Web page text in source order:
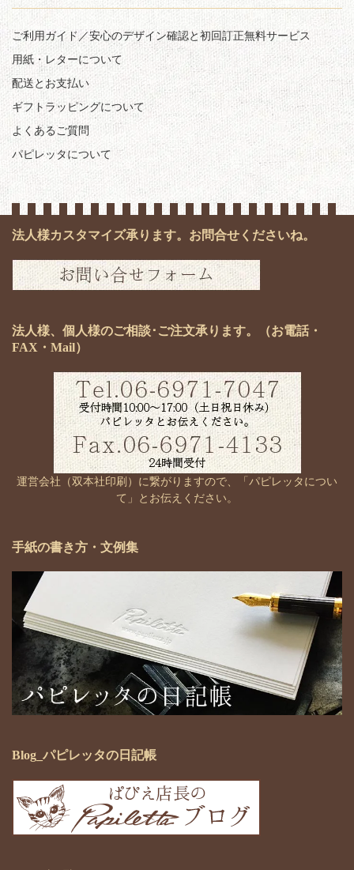
ご利用ガイド／安心のデザイン確認と初回訂正無料サービス
用紙・レターについて
配送とお支払い
ギフトラッピングについて
よくあるご質問
パピレッタについて
法人様カスタマイズ承ります。お問合せくださいね。
法人様、個人様のご相談･ご注文承ります。（お電話・
FAX・Mail）
運営会社（双本社印刷）に繋がりますので、「パピレッタについ
て」とお伝えください。
手紙の書き方・文例集
Blog_パピレッタの日記帳